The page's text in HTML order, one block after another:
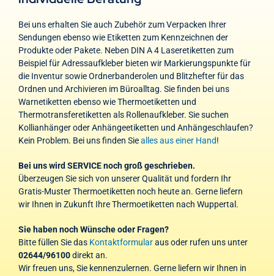
Bei uns erhalten Sie auch Zubehör zum Verpacken Ihrer
Sendungen ebenso wie Etiketten zum Kennzeichnen der
Produkte oder Pakete. Neben DIN A 4 Laseretiketten zum
Beispiel für Adressaufkleber bieten wir Markierungspunkte für
die Inventur sowie Ordnerbanderolen und Blitzhefter für das
Ordnen und Archivieren im Büroalltag. Sie finden bei uns
Warnetiketten ebenso wie Thermoetiketten und
Thermotransferetiketten als Rollenaufkleber. Sie suchen
Kollianhänger oder Anhängeetiketten und Anhängeschlaufen?
Kein Problem. Bei uns finden Siealles aus einer Hand!
Bei uns wird SERVICE noch groß geschrieben.
Überzeugen Sie sich von unserer Qualität und fordern Ihr
Gratis-Muster Thermoetiketten noch heute an. Gerne liefern
wir Ihnen in Zukunft Ihre Thermoetiketten nach Wuppertal.
Sie haben noch Wünsche oder Fragen?
Bitte füllen Sie das Kontaktformularaus oder rufen uns unter
02644/96100direkt an.
Wir freuen uns, Sie kennenzulernen. Gerne liefern wir Ihnen in